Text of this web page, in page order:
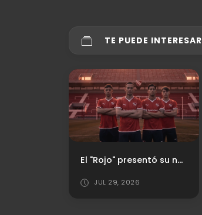
TE PUEDE INTERESAR
El "Rojo" presentó su nueva camiseta titular
JUL 29, 2026